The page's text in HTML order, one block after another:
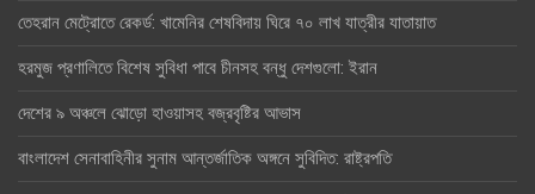
তেহরান মেট্রোতে রেকর্ড: খামেনির শেষবিদায় ঘিরে ৭০ লাখ যাত্রীর যাতায়াত
হরমুজ প্রণালিতে বিশেষ সুবিধা পাবে চীনসহ বন্ধু দেশগুলো: ইরান
দেশের ৯ অঞ্চলে ঝোড়ো হাওয়াসহ বজ্রবৃষ্টির আভাস
বাংলাদেশ সেনাবাহিনীর সুনাম আন্তর্জাতিক অঙ্গনে সুবিদিত: রাষ্ট্রপতি